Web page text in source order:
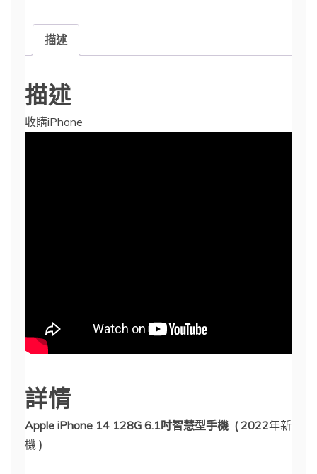
描述
描述
收購iPhone
詳情
Apple iPhone 14 128G 6.1吋智慧型手機 ( 2022年新
機 )